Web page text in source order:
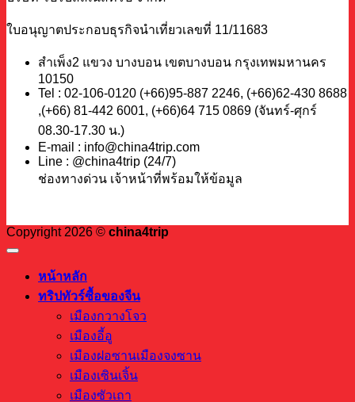
ใบอนุญาตประกอบธุรกิจนำเที่ยวเลขที่ 11/11683
สำเพ็ง2 แขวง บางบอน เขตบางบอน กรุงเทพมหานคร
10150
Tel : 02-106-0120 (+66)95-887 2246, (+66)62-430 8688
,(+66) 81-442 6001, (+66)64 715 0869 (จันทร์-ศุกร์
08.30-17.30 น.)
E-mail : info@china4trip.com
Line : @china4trip (24/7)
ช่องทางด่วน เจ้าหน้าที่พร้อมให้ข้อมูล
Copyright 2026 © china4trip
หน้าหลัก
ทริปทัวร์ซื้อของจีน
เมืองกวางโจว
เมืองอี้อู
เมืองฝอซานเมืองจงซาน
เมืองเซินเจิ้น
เมืองซัวเถา